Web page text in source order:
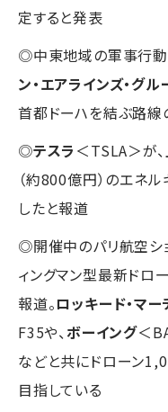
定すると発表
◎中東地域の軍事行動
ン・エアラインズ・グル
首都ドーハを結ぶ路
◎テスラ ＜TSLA＞が
（約800億円）のエネ
したと報道
◎開催中のパリ航空シ
ィングマン型最新ドロ
報道。ロッキード・マー
F35や、ボーイング＜
などと共にドローン
目指している